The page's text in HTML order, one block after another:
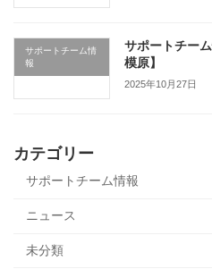
サポートチーム情
報
サポートチー
模原】
2025年10月27日
カテゴリー
サポートチーム情報
ニュース
未分類